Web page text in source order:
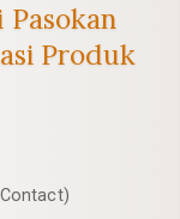
Produk